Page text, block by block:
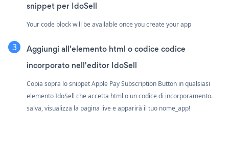
snippet per IdoSell
Your code block will be available once you create your app
Aggiungi all'elemento html o codice codice
incorporato nell'editor IdoSell
Copia sopra lo snippet Apple Pay Subscription Button in qualsiasi
elemento IdoSell che accetta html o un codice di incorporamento.
salva, visualizza la pagina live e apparirà il tuo nome_app!